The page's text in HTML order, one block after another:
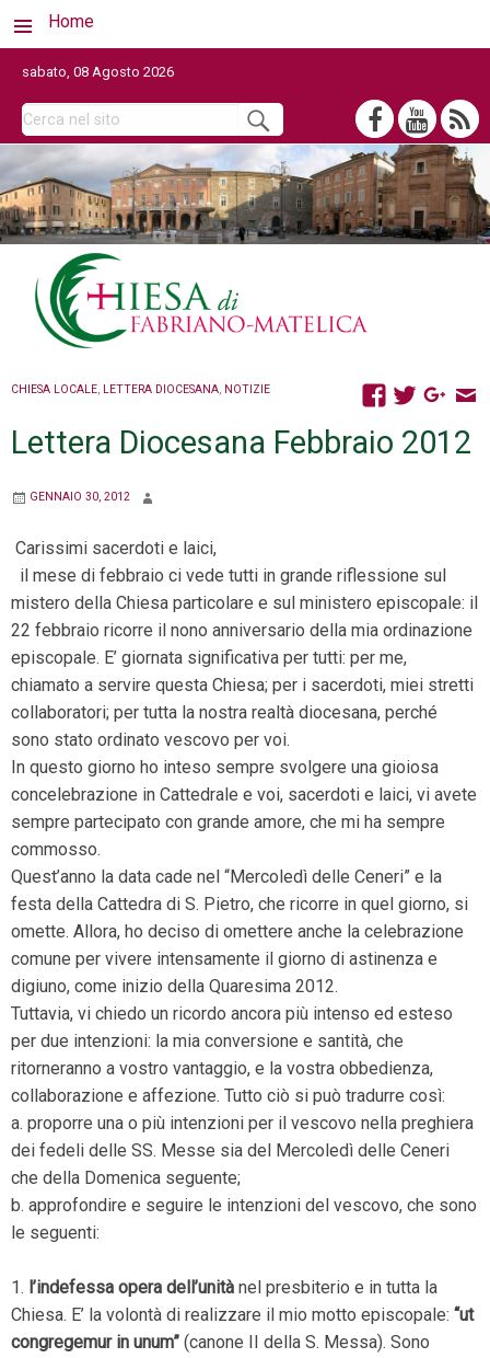
Home
sabato, 08 Agosto 2026
CHIESA LOCALE, LETTERA DIOCESANA, NOTIZIE
Lettera Diocesana Febbraio 2012
GENNAIO 30, 2012
Carissimi sacerdoti e laici,
il mese di febbraio ci vede tutti in grande riflessione sul
mistero della Chiesa particolare e sul ministero episcopale: il
22 febbraio ricorre il nono anniversario della mia ordinazione
episcopale. E’ giornata significativa per tutti: per me,
chiamato a servire questa Chiesa; per i sacerdoti, miei stretti
collaboratori; per tutta la nostra realtà diocesana, perché
sono stato ordinato vescovo per voi.
In questo giorno ho inteso sempre svolgere una gioiosa
concelebrazione in Cattedrale e voi, sacerdoti e laici, vi avete
sempre partecipato con grande amore, che mi ha sempre
commosso.
Quest’anno la data cade nel “Mercoledì delle Ceneri” e la
festa della Cattedra di S. Pietro, che ricorre in quel giorno, si
omette. Allora, ho deciso di omettere anche la celebrazione
comune per vivere intensamente il giorno di astinenza e
digiuno, come inizio della Quaresima 2012.
Tuttavia, vi chiedo un ricordo ancora più intenso ed esteso
per due intenzioni: la mia conversione e santità, che
ritorneranno a vostro vantaggio, e la vostra obbedienza,
collaborazione e affezione. Tutto ciò si può tradurre così:
a. proporre una o più intenzioni per il vescovo nella preghiera
dei fedeli delle SS. Messe sia del Mercoledì delle Ceneri
che della Domenica seguente;
b. approfondire e seguire le intenzioni del vescovo, che sono
le seguenti:
1. l’indefessa opera dell’unità nel presbiterio e in tutta la
Chiesa. E’ la volontà di realizzare il mio motto episcopale: “ut
congregemur in unum” (canone II della S. Messa). Sono